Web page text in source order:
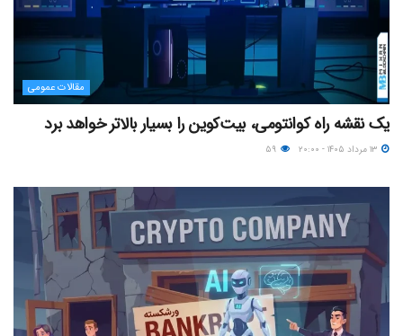
مقالات عمومی
یک نقشه راه کوانتومی، بیت‌کوین را بسیار بالاتر خواهد برد